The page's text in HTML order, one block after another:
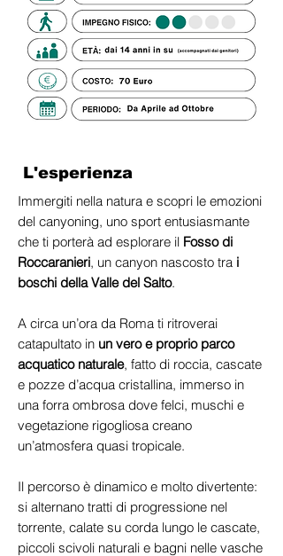
L'esperienza
Immergiti nella natura e scopri le emozioni
del canyoning, uno sport entusiasmante
che ti porterà ad esplorare il Fosso di
Roccaranieri, un canyon nascosto tra i
boschi della Valle del Salto.
A circa un’ora da Roma ti ritroverai
catapultato in un vero e proprio parco
acquatico naturale, fatto di roccia, cascate
e pozze d’acqua cristallina, immerso in
una forra ombrosa dove felci, muschi e
vegetazione rigogliosa creano
un’atmosfera quasi tropicale.
Il percorso è dinamico e molto divertente:
si alternano tratti di progressione nel
torrente, calate su corda lungo le cascate,
piccoli scivoli naturali e bagni nelle vasche